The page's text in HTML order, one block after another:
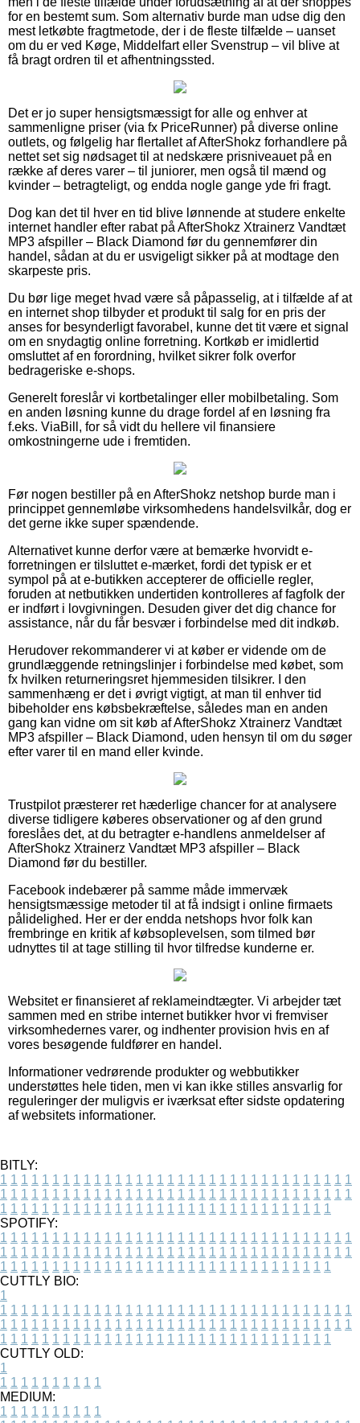
for en bestemt sum. Som alternativ burde man udse dig den
mest letkøbte fragtmetode, der i de fleste tilfælde – uanset
om du er ved Køge, Middelfart eller Svenstrup – vil blive at
få bragt ordren til et afhentningssted.
Det er jo super hensigtsmæssigt for alle og enhver at
sammenligne priser (via fx PriceRunner) på diverse online
outlets, og følgelig har flertallet af AfterShokz forhandlere på
nettet set sig nødsaget til at nedskære prisniveauet på en
række af deres varer – til juniorer, men også til mænd og
kvinder – betragteligt, og endda nogle gange yde fri fragt.
Dog kan det til hver en tid blive lønnende at studere enkelte
internet handler efter rabat på AfterShokz Xtrainerz Vandtæt
MP3 afspiller – Black Diamond før du gennemfører din
handel, sådan at du er usvigeligt sikker på at modtage den
skarpeste pris.
Du bør lige meget hvad være så påpasselig, at i tilfælde af at
en internet shop tilbyder et produkt til salg for en pris der
anses for besynderligt favorabel, kunne det tit være et signal
om en snydagtig online forretning. Kortkøb er imidlertid
omsluttet af en forordning, hvilket sikrer folk overfor
bedrageriske e-shops.
Generelt foreslår vi kortbetalinger eller mobilbetaling. Som
en anden løsning kunne du drage fordel af en løsning fra
f.eks. ViaBill, for så vidt du hellere vil finansiere
omkostningerne ude i fremtiden.
Før nogen bestiller på en AfterShokz netshop burde man i
princippet gennemløbe virksomhedens handelsvilkår, dog er
det gerne ikke super spændende.
Alternativet kunne derfor være at bemærke hvorvidt e-
forretningen er tilsluttet e-mærket, fordi det typisk er et
sympol på at e-butikken accepterer de officielle regler,
foruden at netbutikken undertiden kontrolleres af fagfolk der
er indført i lovgivningen. Desuden giver det dig chance for
assistance, når du får besvær i forbindelse med dit indkøb.
Herudover rekommanderer vi at køber er vidende om de
grundlæggende retningslinjer i forbindelse med købet, som
fx hvilken returneringsret hjemmesiden tilsikrer. I den
sammenhæng er det i øvrigt vigtigt, at man til enhver tid
bibeholder ens købsbekræftelse, således man en anden
gang kan vidne om sit køb af AfterShokz Xtrainerz Vandtæt
MP3 afspiller – Black Diamond, uden hensyn til om du søger
efter varer til en mand eller kvinde.
Trustpilot præsterer ret hæderlige chancer for at analysere
diverse tidligere køberes observationer og af den grund
foreslåes det, at du betragter e-handlens anmeldelser af
AfterShokz Xtrainerz Vandtæt MP3 afspiller – Black
Diamond før du bestiller.
Facebook indebærer på samme måde immervæk
hensigtsmæssige metoder til at få indsigt i online firmaets
pålidelighed. Her er der endda netshops hvor folk kan
frembringe en kritik af købsoplevelsen, som tilmed bør
udnyttes til at tage stilling til hvor tilfredse kunderne er.
Websitet er finansieret af reklameindtægter. Vi arbejder tæt
sammen med en stribe internet butikker hvor vi fremviser
virksomhedernes varer, og indhenter provision hvis en af
vores besøgende fuldfører en handel.
Informationer vedrørende produkter og webbutikker
understøttes hele tiden, men vi kan ikke stilles ansvarlig for
reguleringer der muligvis er iværksat efter sidste opdatering
af websitets informationer.
BITLY:
1 1 1 1 1 1 1 1 1 1 1 1 1 1 1 1 1 1 1 1 1 1 1 1 1 1 1 1 1 1 1 1 1 1
1 1 1 1 1 1 1 1 1 1 1 1 1 1 1 1 1 1 1 1 1 1 1 1 1 1 1 1 1 1 1 1 1 1
1 1 1 1 1 1 1 1 1 1 1 1 1 1 1 1 1 1 1 1 1 1 1 1 1 1 1 1 1 1 1 1
SPOTIFY:
1 1 1 1 1 1 1 1 1 1 1 1 1 1 1 1 1 1 1 1 1 1 1 1 1 1 1 1 1 1 1 1 1 1
1 1 1 1 1 1 1 1 1 1 1 1 1 1 1 1 1 1 1 1 1 1 1 1 1 1 1 1 1 1 1 1 1 1
1 1 1 1 1 1 1 1 1 1 1 1 1 1 1 1 1 1 1 1 1 1 1 1 1 1 1 1 1 1 1 1
CUTTLY BIO:
1
1 1 1 1 1 1 1 1 1 1 1 1 1 1 1 1 1 1 1 1 1 1 1 1 1 1 1 1 1 1 1 1 1 1
1 1 1 1 1 1 1 1 1 1 1 1 1 1 1 1 1 1 1 1 1 1 1 1 1 1 1 1 1 1 1 1 1 1
1 1 1 1 1 1 1 1 1 1 1 1 1 1 1 1 1 1 1 1 1 1 1 1 1 1 1 1 1 1 1 1
CUTTLY OLD:
1
1 1 1 1 1 1 1 1 1 1
MEDIUM:
1 1 1 1 1 1 1 1 1 1